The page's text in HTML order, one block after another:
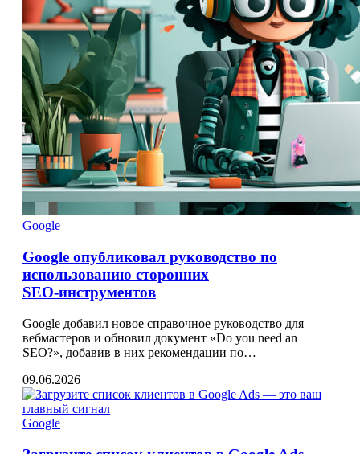
Google
Google опубликовал руководство по
использованию сторонних
SEO‑инструментов
Google добавил новое справочное руководство для
вебмастеров и обновил документ «Do you need an
SEO?», добавив в них рекомендации по…
09.06.2026
Google